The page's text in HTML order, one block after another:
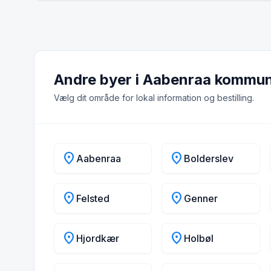
Andre byer i Aabenraa
Vælg dit område for lokal information og bestilling.
location_on Aabenraa location_on Bolderslev
location_on Felsted location_on Genner
location_on Hjordkær location_on Holbøl